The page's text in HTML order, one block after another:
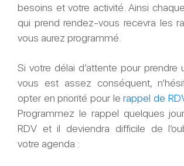
besoins et votre activité. Ainsi
qui prend rendez-vous recevra les
vous aurez programmé.
Si votre délai d’attente pour prendre
vous est assez conséquent,
opter en priorité pour lerappel de
Programmez le rappel quelques
RDV et il deviendra difficile de
votre agenda :